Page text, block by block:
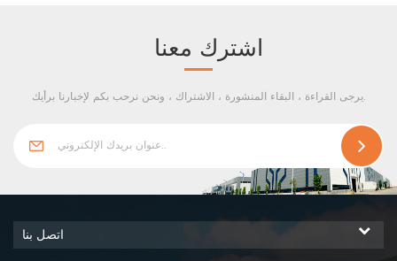
اشترك معنا
يرجى القراءة ، البقاء المنشورة ، الاشتراك ، ونحن نرحب بكم لإخبارنا برأيك.
اتصل بنا